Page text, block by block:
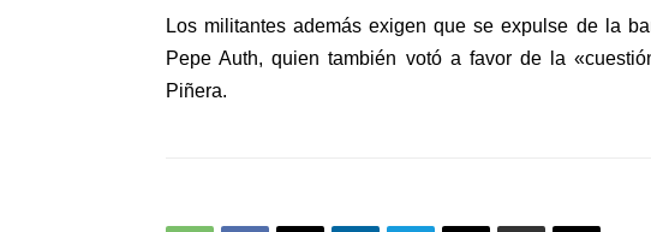
Los militantes además exigen que se expulse de la
Pepe Auth, quien también votó a favor de la
Piñera.